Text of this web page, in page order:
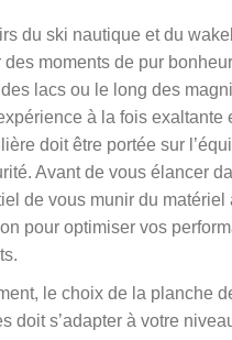
du ski nautique et du
des moments de pur
lacs ou le long des
à la fois exaltante
doit être portée sur
Avant de vous élancer
de vous munir du matériel
pour optimiser vos
le choix de la planche
doit s’adapter à votre